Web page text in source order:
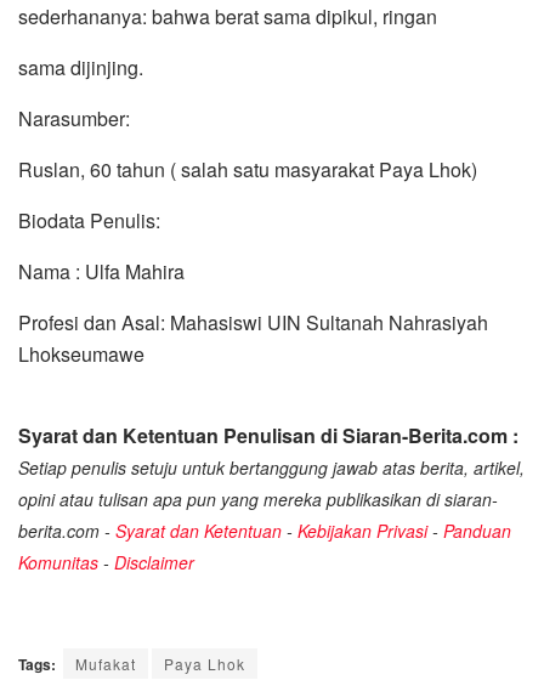
sederhananya: bahwa berat sama dipikul, ringan
sama dijinjing.
Narasumber:
Ruslan, 60 tahun ( salah satu masyarakat Paya Lhok)
Biodata Penulis:
Nama : Ulfa Mahira
Profesi dan Asal: Mahasiswi UIN Sultanah Nahrasiyah
Lhokseumawe
Syarat dan Ketentuan Penulisan di Siaran-Berita.com :
Setiap penulis setuju untuk bertanggung jawab atas berita, artikel,
opini atau tulisan apa pun yang mereka publikasikan di siaran-
berita.com - Syarat dan Ketentuan - Kebijakan Privasi- Panduan
Komunitas - Disclaimer
Tags: Mufakat Paya Lhok